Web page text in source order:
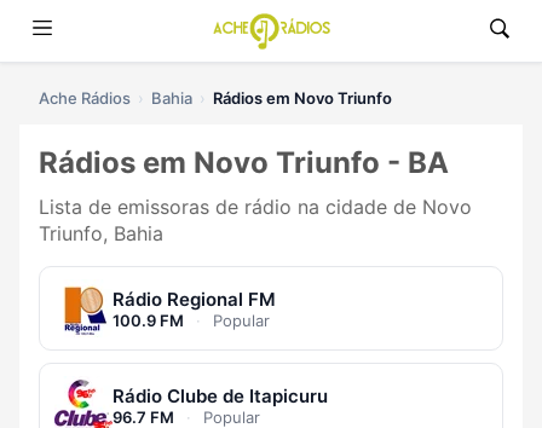
Ache Rádios Bahia Rádios em Novo Triunfo
Rádios em Novo Triunfo - BA
Lista de emissoras de rádio na cidade de Novo
Triunfo, Bahia
Rádio Regional FM
100.9 FM · Popular
Rádio Clube de Itapicuru
96.7 FM · Popular